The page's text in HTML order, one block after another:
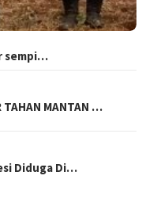
sempi…
TAHAN MANTAN …
Diduga Di…